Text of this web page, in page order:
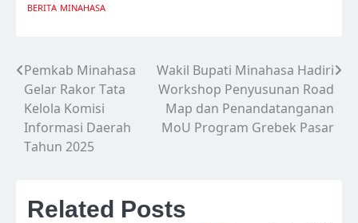
BERITA MINAHASA
Navigasi
pos
Pemkab Minahasa
Gelar Rakor Tata
Kelola Komisi
Informasi Daerah
Tahun 2025
Wakil Bupati Minahasa Hadiri
Workshop Penyusunan Road
Map dan Penandatanganan
MoU Program Grebek Pasar
Related Posts